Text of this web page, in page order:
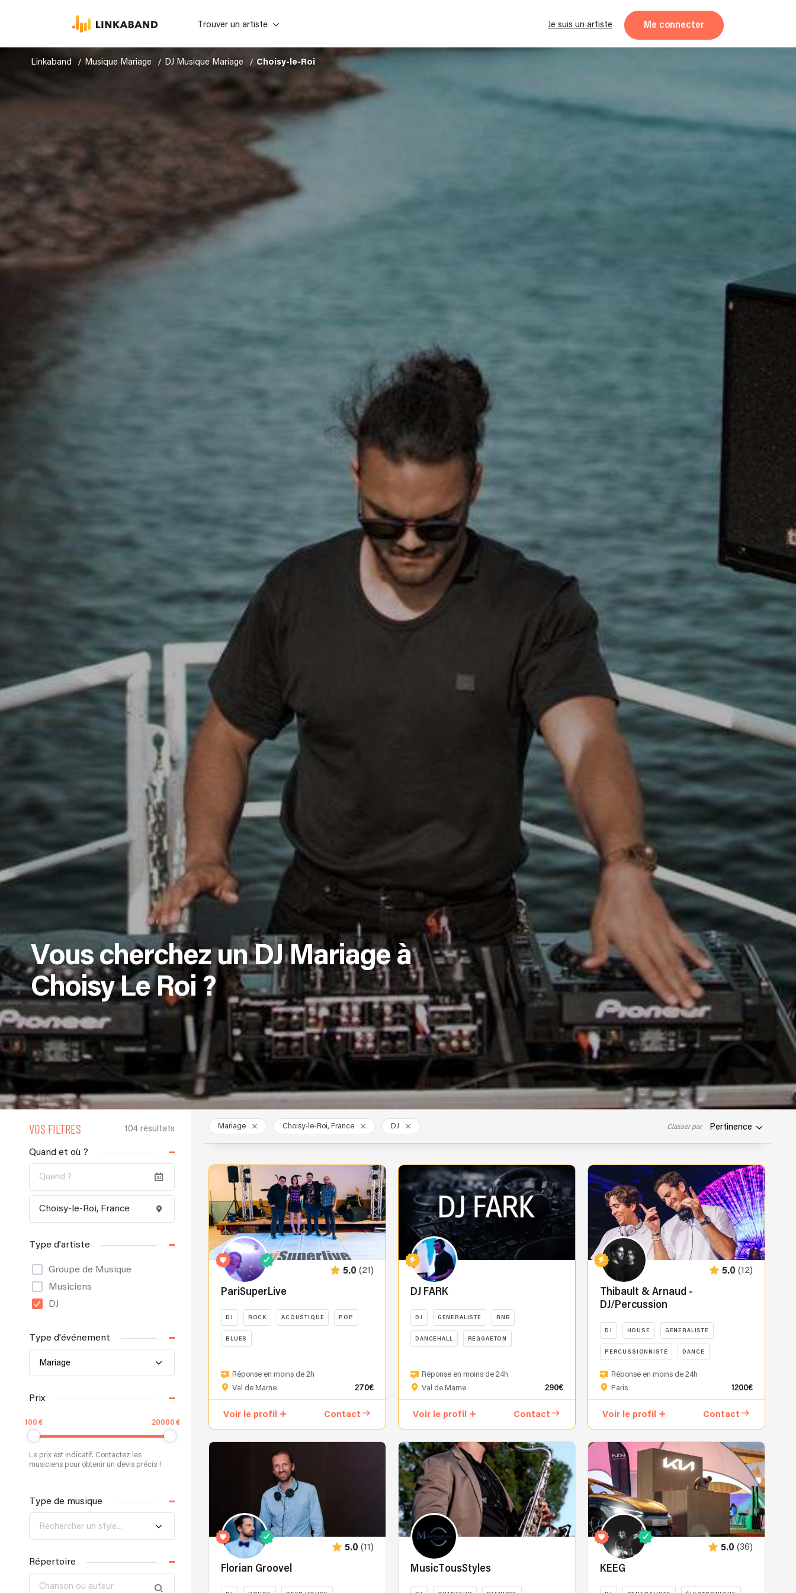
Trouver un artiste Je suis un artiste Me connecter
Linkaband Musique Mariage DJ Musique Mariage Choisy-le-Roi
Vous cherchez un DJ Mariage à
Choisy Le Roi ?
VOS FILTRES 104 résultats
Quand et où ?
Type d'artiste
Groupe de Musique
Musiciens
DJ
Type d'événement
Mariage
Prix
100 20000
Le prix est indicatif. Contactez les
musiciens pour obtenir un devis précis !
Type de musique
Rechercher un style...
Répertoire
Mariage Choisy-le-Roi, France DJ Classer par Pertinence
5.0 (21)
PariSuperLive
DJ ROCK ACOUSTIQUE POP
BLUES
PARISUPERLIVE,
un
d’artistes
pour
créer
une
expérience
musicale
Réponse en moins de 2h
Val de Marne
270€
Voir le profil Contact
DJ FARK
DJ GENERALISTE RNB
DANCEHALL REGGAETON
DJ
FARK
un
son
sur-
mesure
pour
chaque
public.
Entre
sets
explosifs,
Réponse en moins de 24h
Val de Marne
290€
Voir le profil Contact
5.0 (12)
Thibault & Arnaud -
DJ/Percussion
DJ HOUSE GENERALISTE
PERCUSSIONNISTE DANCE
Pourquoi
nous
bon
pour
un
mariage
ou
un
événement
n’est
jamais
Réponse en moins de 24h
Paris
1200€
Voir le profil Contact
5.0 (11)
Florian Groovel MusicTousStyles
5.0 (36)
KEEG